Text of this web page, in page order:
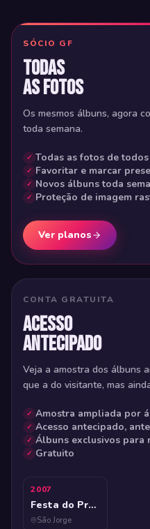
CONTA GRATUITA
Acesso
antecipado
Veja a amostra dos álbuns
que a do visitante, mas
Amostra ampliada por
Acesso antecipado,
Álbuns exclusivos para
Gratuito
2007
Festa do Programa Prateleira
São Jorge
SÓCIO GF
Todas
as fotos
Os mesmos álbuns, agora
toda semana.
Todas as fotos de
Favoritar e marcar
Novos álbuns toda
Proteção de imagem
Ver planos